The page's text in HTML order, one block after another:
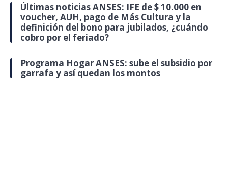
Últimas noticias ANSES: IFE de $ 10.000 en
voucher, AUH, pago de Más Cultura y la
definición del bono para jubilados, ¿cuándo
cobro por el feriado?
Programa Hogar ANSES: sube el subsidio por
garrafa y así quedan los montos